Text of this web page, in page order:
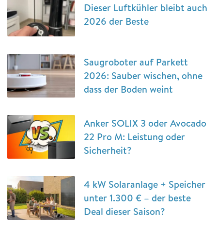
Dieser Luftkühler bleibt auch
2026 der Beste
Saugroboter auf Parkett
2026: Sauber wischen, ohne
dass der Boden weint
Anker SOLIX 3 oder Avocado
22 Pro M: Leistung oder
Sicherheit?
4 kW Solaranlage + Speicher
unter 1.300 € – der beste
Deal dieser Saison?